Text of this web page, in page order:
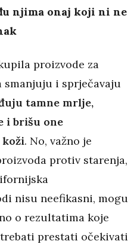
njima onaj koji ni ne
proizvode za
i sprječavaju
tamne mrlje,
i brišu one
koži. No, važno je
protiv starenja,
nisu neefikasni, mogu
o rezultatima koje
prestati očekivati